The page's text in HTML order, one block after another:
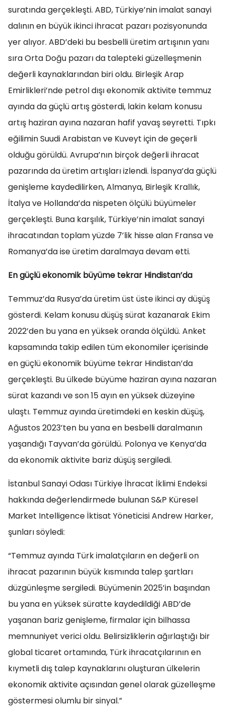
suratında gerçekleşti. ABD, Türkiye’nin imalat sanayi
dalının en büyük ikinci ihracat pazarı pozisyonunda
yer alıyor. ABD’deki bu besbelli üretim artışının yanı
sıra Orta Doğu pazarı da talepteki güzelleşmenin
değerli kaynaklarından biri oldu. Birleşik Arap
Emirlikleri’nde petrol dışı ekonomik aktivite temmuz
ayında da güçlü artış gösterdi, lakin kelam konusu
artış haziran ayına nazaran hafif yavaş seyretti. Tıpkı
eğilimin Suudi Arabistan ve Kuveyt için de geçerli
olduğu görüldü. Avrupa’nın birçok değerli ihracat
pazarında da üretim artışları izlendi. İspanya’da güçlü
genişleme kaydedilirken, Almanya, Birleşik Krallık,
İtalya ve Hollanda’da nispeten ölçülü büyümeler
gerçekleşti. Buna karşılık, Türkiye’nin imalat sanayi
ihracatından toplam yüzde 7’lik hisse alan Fransa ve
Romanya’da ise üretim daralmaya devam etti.
En güçlü ekonomik büyüme tekrar Hindistan’da
Temmuz’da Rusya’da üretim üst üste ikinci ay düşüş
gösterdi. Kelam konusu düşüş sürat kazanarak Ekim
2022’den bu yana en yüksek oranda ölçüldü. Anket
kapsamında takip edilen tüm ekonomiler içerisinde
en güçlü ekonomik büyüme tekrar Hindistan’da
gerçekleşti. Bu ülkede büyüme haziran ayına nazaran
sürat kazandı ve son 15 ayın en yüksek düzeyine
ulaştı. Temmuz ayında üretimdeki en keskin düşüş,
Ağustos 2023’ten bu yana en besbelli daralmanın
yaşandığı Tayvan’da görüldü. Polonya ve Kenya’da
da ekonomik aktivite bariz düşüş sergiledi.
İstanbul Sanayi Odası Türkiye İhracat İklimi Endeksi
hakkında değerlendirmede bulunan S&P Küresel
Market Intelligence İktisat Yöneticisi Andrew Harker,
şunları söyledi:
“Temmuz ayında Türk imalatçıların en değerli on
ihracat pazarının büyük kısmında talep şartları
düzgünleşme sergiledi. Büyümenin 2025’in başından
bu yana en yüksek süratte kaydedildiği ABD’de
yaşanan bariz genişleme, firmalar için bilhassa
memnuniyet verici oldu. Belirsizliklerin ağırlaştığı bir
global ticaret ortamında, Türk ihracatçılarının en
kıymetli dış talep kaynaklarını oluşturan ülkelerin
ekonomik aktivite açısından genel olarak güzelleşme
göstermesi olumlu bir sinyal.”